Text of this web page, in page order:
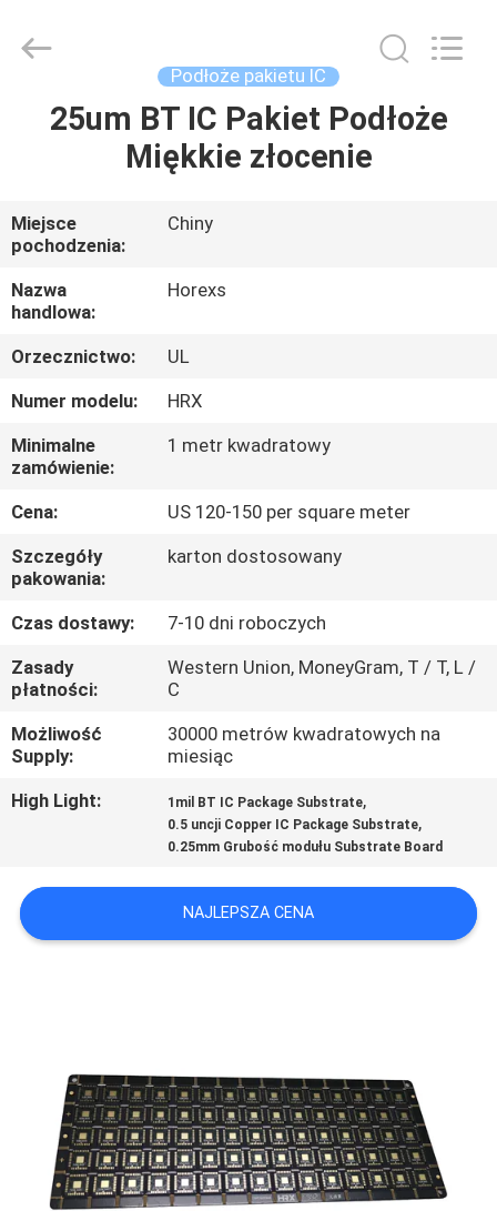
DOM
O
NAS
WYCIECZKA
PO
FABRYCE
KONTROLA
JAKOŚCI
SKONTAKTUJ
SIĘ
Z
NAMI
AKTUALNOŚCI
POPROSIĆ
WYCENĘ
PRIVACY
POLICY
Co.,Ltd..
Podłoże pakietu IC
25um BT IC Pakiet Podłoże
Miękkie złocenie
Miejsce
pochodzenia:
Chiny
Nazwa
handlowa:
Horexs
Orzecznictwo:
UL
Numer modelu:
HRX
Minimalne
zamówienie:
1 metr kwadratowy
Cena:
US 120-150 per square meter
Szczegóły
pakowania:
karton dostosowany
Czas dostawy:
7-10 dni roboczych
Zasady
płatności:
Western Union, MoneyGram, T / T, L /
C
Możliwość
Supply:
30000 metrów kwadratowych na
miesiąc
High Light:
1mil BT IC Package Substrate,
0.5 uncji Copper IC Package Substrate,
0.25mm Grubość modułu Substrate Board
NAJLEPSZA CENA